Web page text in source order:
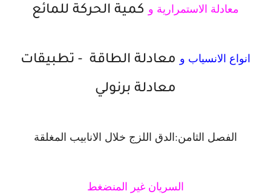
معادلة الاستمرارية و كمية الحركة للمائع
انواع الانسياب و معادلة الطاقة - تطبيقات
معادلة برنولي
الفصل الثامن:الدق اللزج خلال الانابيب المغلقة
السريان غير المنضغط